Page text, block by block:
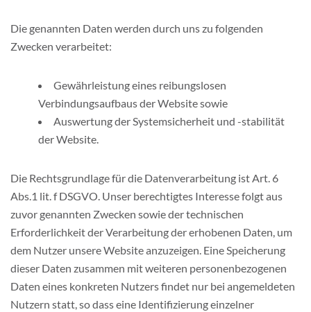
Die genannten Daten werden durch uns zu folgenden
Zwecken verarbeitet:
Gewährleistung eines reibungslosen
Verbindungsaufbaus der Website sowie
Auswertung der Systemsicherheit und -stabilität
der Website.
Die Rechtsgrundlage für die Datenverarbeitung ist Art. 6
Abs.1 lit. f DSGVO. Unser berechtigtes Interesse folgt aus
zuvor genannten Zwecken sowie der technischen
Erforderlichkeit der Verarbeitung der erhobenen Daten, um
dem Nutzer unsere Website anzuzeigen. Eine Speicherung
dieser Daten zusammen mit weiteren personenbezogenen
Daten eines konkreten Nutzers findet nur bei angemeldeten
Nutzern statt, so dass eine Identifizierung einzelner